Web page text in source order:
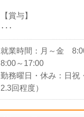
【賞与】
･･･
就業時間：月～金
8:00～17:00
勤務曜日・休み：日祝
2.3回程度）